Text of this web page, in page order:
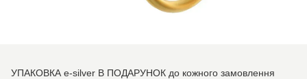
УПАКОВКА e-silver В ПОДАРУНОК до кожного замовлення